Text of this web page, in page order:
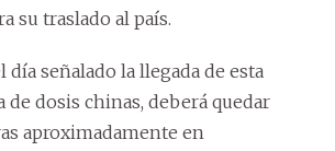
su traslado al país.
día señalado la llegada de esta
dosis chinas, deberá quedar
aproximadamente en